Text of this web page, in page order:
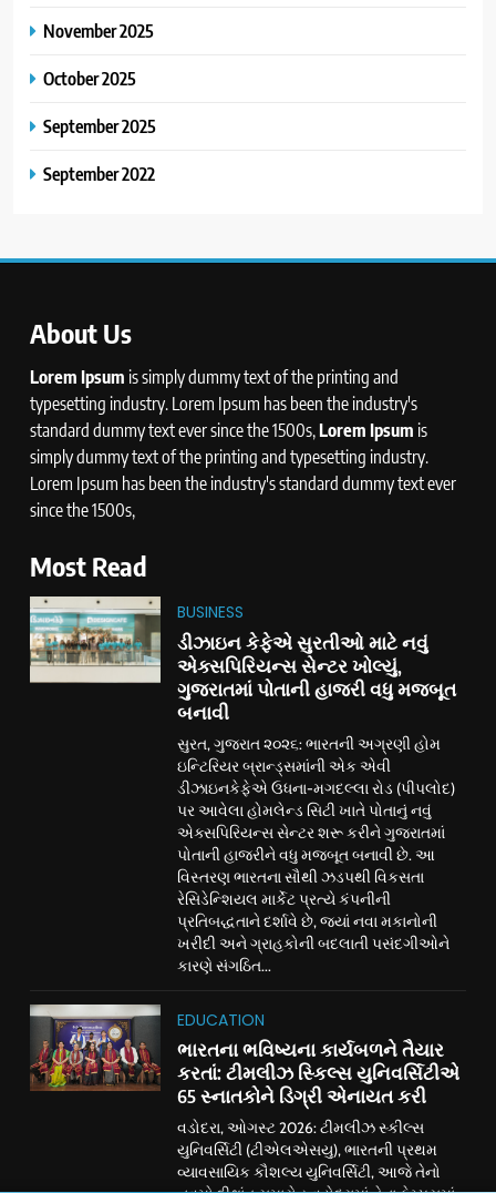
November 2025
October 2025
September 2025
September 2022
About Us
Lorem Ipsum is simply dummy text of the printing and
typesetting industry. Lorem Ipsum has been the industry's
standard dummy text ever since the 1500s,Lorem Ipsum is
simply dummy text of the printing and typesetting industry.
Lorem Ipsum has been the industry's standard dummy text ever
since the 1500s,
Most Read
BUSINESS
ડીઝાઇન કેફેએ સુરતીઓ માટે નવું
એક્સપિરિયન્સ સેન્ટર ખોલ્યું,
ગુજરાતમાં પોતાની હાજરી વધુ મજબૂત
બનાવી
સુરત, ગુજરાત ૨૦૨૬: ભારતની અગ્રણી હોમ
ઇન્ટિરિયર બ્રાન્ડ્સમાંની એક એવી
ડીઝાઇનકેફેએ ઉધના-મગદલ્લા રોડ (પીપલોદ)
પર આવેલા હોમલેન્ડ સિટી ખાતે પોતાનું નવું
એક્સપિરિયન્સ સેન્ટર શરૂ કરીને ગુજરાતમાં
પોતાની હાજરીને વધુ મજબૂત બનાવી છે. આ
વિસ્તરણ ભારતના સૌથી ઝડપથી વિકસતા
રેસિડેન્શિયલ માર્કેટ પ્રત્યે કંપનીની
પ્રતિબદ્ધતાને દર્શાવે છે, જ્યાં નવા મકાનોની
ખરીદી અને ગ્રાહકોની બદલાતી પસંદગીઓને
કારણે સંગઠિત...
EDUCATION
ભારતના ભવિષ્યના કાર્યબળને તૈયાર
કરતાં: ટીમલીઝ સ્કિલ્સ યુનિવર્સિટીએ
65 સ્નાતકોને ડિગ્રી એનાયત કરી
વડોદરા, ઓગસ્ટ 2026: ટીમલીઝ સ્કીલ્સ
યુનિવર્સિટી (ટીએલએસયુ), ભારતની પ્રથમ
વ્યાવસાયિક કૌશલ્ય યુનિવર્સિટી, આજે તેનો